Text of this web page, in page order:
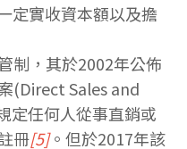
定實收資本額以及擔
制，其於2002年公佈
(Direct Sales and
定任何人從事直銷或
冊[5]。但於2017年該